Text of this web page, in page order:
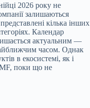
2026 року не
залишаються
кілька інших
Календар
актуальним —
часом. Однак
в екосистемі, як і
поки що не